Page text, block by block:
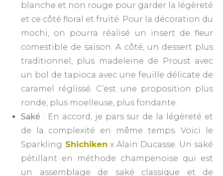
blanche et non rouge pour garder la légèreté
et ce côté floral et fruité. Pour la décoration du
mochi, on pourra réalisé un insert de fleur
comestible de saison. A côté, un dessert plus
traditionnel, plus madeleine de Proust avec
un bol de tapioca avec une feuille délicate de
caramel réglissé. C’est une proposition plus
ronde, plus moelleuse, plus fondante.
Saké : En accord, je pars sur de la légèreté et
de la complexité en même temps. Voici le
Sparkling Shichiken x Alain Ducasse. Un saké
pétillant en méthode champenoise qui est
un assemblage de saké classique et de